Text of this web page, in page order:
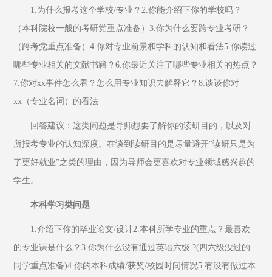
1.为什么报考这个学校/专业？2.你能介绍下你的学校吗？
（本科院校一般的考研党重点准备）3.你为什么要跨专业考研？
（跨考党重点准备）4.你对专业前景和学科的认知和看法5.你读过
哪些专业相关的文献书籍？6.你最近关注了哪些专业相关的热点？
7.你对xx事件怎么看？怎么用专业知识去解释它？8.谈谈你对
xx（专业名词）的看法
回答建议：这类问题是导师想要了解你的读研目的，以及对
所报考专业的认知深度。在谈到读研目的是尽量避开“读研只是为
了更好就业”之类的理由，因为导师会更喜欢对专业领域感兴趣的
学生。
本科学习类问题
1.介绍下你的毕业论文/设计2.本科所学专业的重点？最喜欢
的专业课是什么？3.你为什么没有通过英语六级 ?(四六级没过的
同学重点准备)4.你的本科成绩/获奖/校园时间情况5.有没有做过本